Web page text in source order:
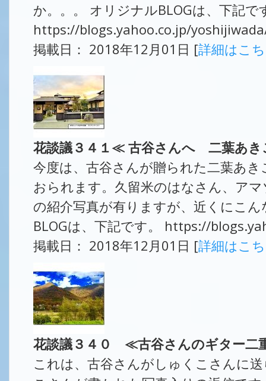
か。。。 オリジナルBLOGは、下記で
https://blogs.yahoo.co.jp/
掲載日： 2018年12月01日 [詳細はこ
花談議３４１≪ 古谷さんへ 二葉あ
今度は、古谷さんが贈られた二葉あ
おられます。久留米のはなさん、ア
の紹介写真が有りますが、近くにこ
BLOGは、下記です。 https://
掲載日： 2018年12月01日 [詳細はこ
花談議３４０ ≪古谷さんのギター二
これは、古谷さんがしゅくこさんに